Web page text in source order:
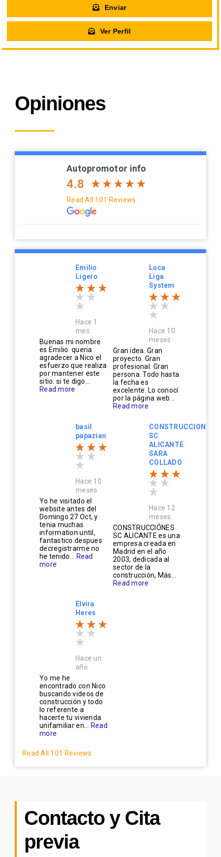
Enviar
Ver Perfil
Opiniones
Autopromotor info
4.8
Read All 101 Reviews
Emilio
Ligero
Hace 1
mes
Buenas mi nombre
es Emilio. queria
agradecer a Nico el
esfuerzo que realiza
por mantener este
sitio. si te digo...
Read more
Luca
Liga
System
Hace 10
meses
Gran idea. Gran
proyecto. Gran
profesional. Gran
persona. Todo hasta
la fecha es
excelente. Lo conocí
por la página web...
Read more
basil
papazian
Hace 10
meses
Yo he visitado el
website antes del
Domingo 27 Oct, y
tenia muchas
information until,
fantastico.despues
decregistrarme no
he tenido...
Read
more
CONSTRUCCIONES
SC
ALICANTE
SARA
COLLADO
Hace 12
meses
CONSTRUCCIÓNES
SC ALICANTE es una
empresa creada en
Madrid en el año
2003, dedicada al
sector de la
construcción, Más...
Read more
Elvira
Heres
Hace un
año
Yo me he
encontrado con Nico
buscando videos de
construcción y todo
lo referente a
hacerte tu vivienda
unifamiliar en...
Read
more
Read All 101 Reviews
Contacto y Cita
previa